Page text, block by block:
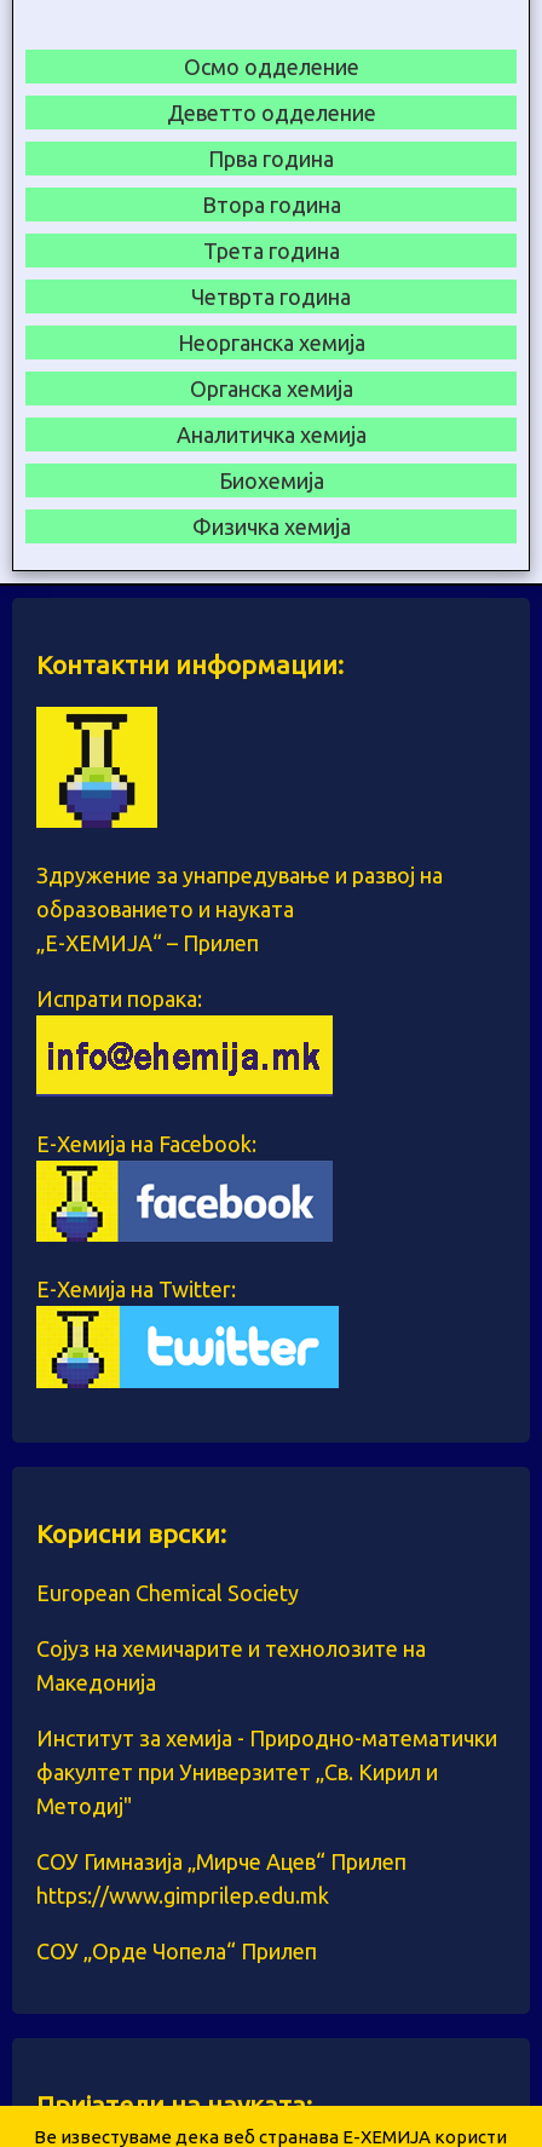
Осмо одделение
Деветто одделение
Прва година
Втора година
Трета година
Четврта година
Неорганска хемија
Органска хемија
Аналитичка хемија
Биохемија
Физичка хемија
Контактни информации:
Здружение за унапредување и развој на
образованието и науката
„Е-ХЕМИЈА“ – Прилеп
Испрати порака:
Е-Хемија на Facebook:
Е-Хемија на Twitter:
Корисни врски:
European Chemical Society
Сојуз на хемичарите и технолозите на
Македонија
Институт за хемија - Природно-математички
факултет при Универзитет „Св. Кирил и
Методиј"
СОУ Гимназија „Мирче Ацев“ Прилеп
https://www.gimprilep.edu.mk
СОУ „Орде Чопела“ Прилеп
Пријатели на науката:
Ве известуваме дека веб странава Е-ХЕМИЈА користи